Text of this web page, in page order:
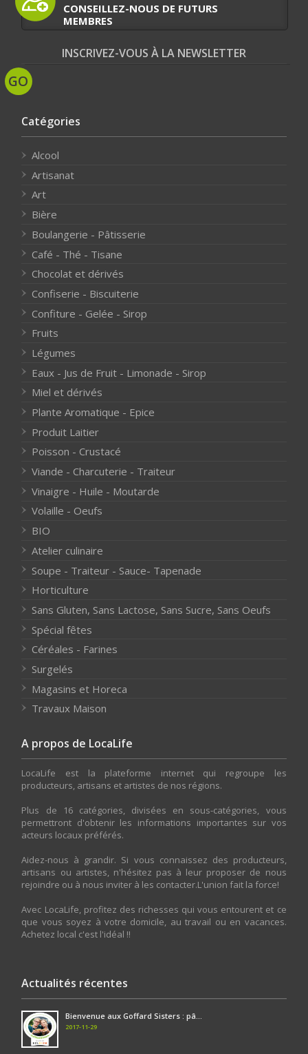
CONSEILLEZ-NOUS DE FUTURS
MEMBRES
INSCRIVEZ-VOUS À LA NEWSLETTER
Catégories
Alcool
Artisanat
Art
Bière
Boulangerie - Pâtisserie
Café - Thé - Tisane
Chocolat et dérivés
Confiserie - Biscuiterie
Confiture - Gelée - Sirop
Fruits
Légumes
Eaux - Jus de Fruit - Limonade - Sirop
Miel et dérivés
Plante Aromatique - Epice
Produit Laitier
Poisson - Crustacé
Viande - Charcuterie - Traiteur
Vinaigre - Huile - Moutarde
Volaille - Oeufs
BIO
Atelier culinaire
Soupe - Traiteur - Sauce- Tapenade
Horticulture
Sans Gluten, Sans Lactose, Sans Sucre, Sans Oeufs
Spécial fêtes
Céréales - Farines
Surgelés
Magasins et Horeca
Travaux Maison
A propos de LocaLife
LocaLife est la plateforme internet qui regroupe les
producteurs, artisans et artistes de nos régions.
Plus de 16 catégories, divisées en sous-catégories, vous
permettront d'obtenir les informations importantes sur vos
acteurs locaux préférés.
Aidez-nous à grandir. Si vous connaissez des producteurs,
artisans ou artistes, n'hésitez pas à leur proposer de nous
rejoindre ou à nous inviter à les contacter.L'union fait la force!
Avec LocaLife, profitez des richesses qui vous entourent et ce
que vous soyez à votre domicile, au travail ou en vacances.
Achetez local c'est l'idéal !!
Actualités récentes
Bienvenue aux Goffard Sisters : pâ...
2017-11-29